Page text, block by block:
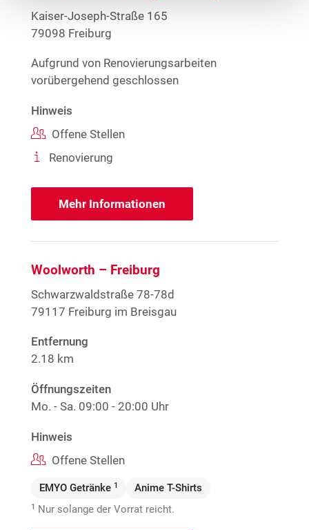
Kaiser-Joseph-Straße 165
79098 Freiburg
Aufgrund von Renovierungsarbeiten
vorübergehend geschlossen
Hinweis
Offene Stellen
Renovierung
Mehr Informationen
Woolworth – Freiburg
Schwarzwaldstraße 78-78d
79117 Freiburg im Breisgau
Entfernung
2.18 km
Öffnungszeiten
Mo. - Sa. 09:00 - 20:00 Uhr
Hinweis
Offene Stellen
EMYO Getränke 1 Anime T-Shirts
1 Nur solange der Vorrat reicht.